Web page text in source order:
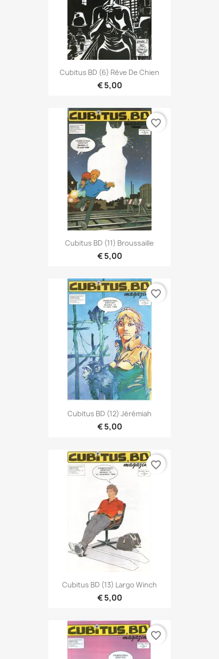
Cubitus BD (6) Rêve De Chien
€ 5,00
Cubitus BD (11) Broussaille
€ 5,00
favorite_border
Cubitus BD (12) Jérémiah
€ 5,00
favorite_border
Cubitus BD (13) Largo Winch
€ 5,00
favorite_border
favorite_border